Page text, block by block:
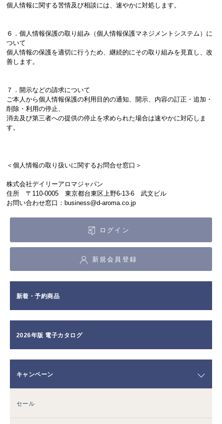
個人情報に関する苦情及び相談には、速やかに対処します。
６．個人情報保護の取り組み（個人情報保護マネジメントシステム）に
ついて
個人情報の保護を適切に行うため、継続的にその取り組みを見直し、改
善します。
７．開示などの請求について
ご本人から個人情報保護の利用目的の通知、開示、内容の訂正・追加・
削除・利用の停止、
消去及び第三者への提供の停止を求められた場合は速やかに対応しま
す。
＜個人情報の取り扱いに関するお問合せ窓口＞
株式会社デイリーアロマジャパン
住所 〒110-0005 東京都台東区上野6-13-6 武文ビル
お問い合わせ窓口：business@d-aroma.co.jp
ログイン
新規会員登録
新着・予約商品
2026年版 電子カタログ
キャンペーン
セール